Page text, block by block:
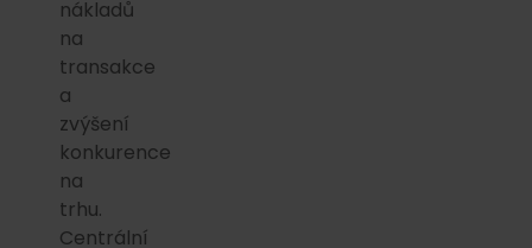
nákladů
na
transakce
a
zvýšení
konkurence
na
trhu.
Centrální